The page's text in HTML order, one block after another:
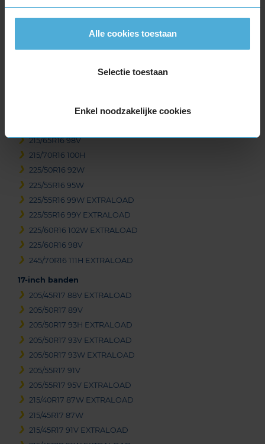
Alle cookies toestaan
Selectie toestaan
Enkel noodzakelijke cookies
205/65R16 95V
215/55R16 93V
215/55R16 97W EXTRALOAD
215/60R16 99V EXTRALOAD
215/65R16 98V
215/70R16 100H
225/50R16 92W
225/55R16 95W
225/55R16 99W EXTRALOAD
225/55R16 99Y EXTRALOAD
225/60R16 102W EXTRALOAD
225/60R16 98V
245/70R16 111H EXTRALOAD
17-inch banden
205/45R17 88V EXTRALOAD
205/50R17 89V
205/50R17 93H EXTRALOAD
205/50R17 93V EXTRALOAD
205/50R17 93W EXTRALOAD
205/55R17 91V
205/55R17 95V EXTRALOAD
215/40R17 87W EXTRALOAD
215/45R17 87W
215/45R17 91V EXTRALOAD